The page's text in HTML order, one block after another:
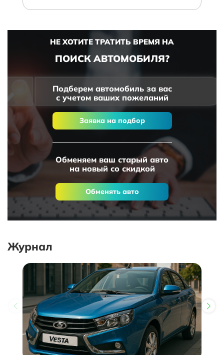
НЕ ХОТИТЕ ТРАТИТЬ ВРЕМЯ НА
ПОИСК АВТОМОБИЛЯ?
Подберем автомобиль за вас
с учетом ваших пожеланий
Заявка на подбор
Обменяем ваш старый авто
на новый со скидкой
Обменять авто
Журнал